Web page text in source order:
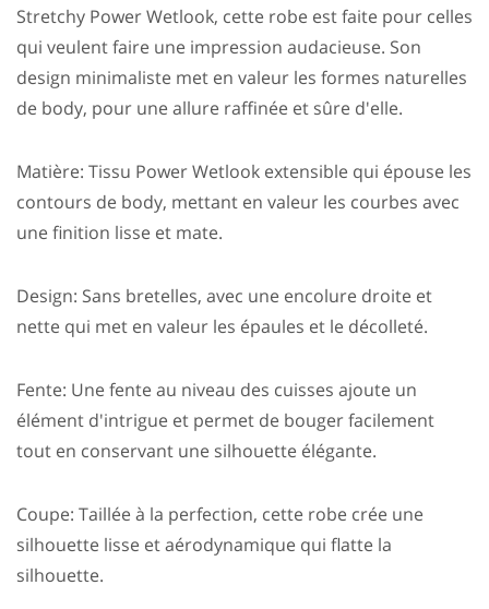
Stretchy Power Wetlook, cette robe est faite pour celles
qui veulent faire une impression audacieuse. Son
design minimaliste met en valeur les formes naturelles
de body, pour une allure raffinée et sûre d'elle.
Matière: Tissu Power Wetlook extensible qui épouse les
contours de body, mettant en valeur les courbes avec
une finition lisse et mate.
Design: Sans bretelles, avec une encolure droite et
nette qui met en valeur les épaules et le décolleté.
Fente: Une fente au niveau des cuisses ajoute un
élément d'intrigue et permet de bouger facilement
tout en conservant une silhouette élégante.
Coupe: Taillée à la perfection, cette robe crée une
silhouette lisse et aérodynamique qui flatte la
silhouette.